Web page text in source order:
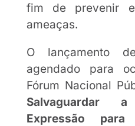
fim de prevenir
ameaças.
O lançamento
agendado para
Fórum Nacional
Salvaguardar
Expressão